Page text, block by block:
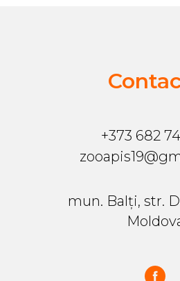
+373 682
mun. Balți, str.